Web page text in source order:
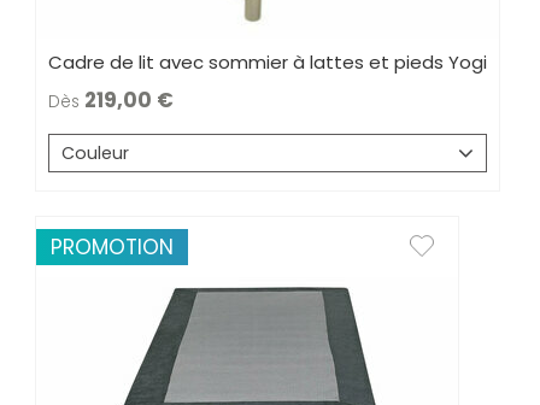
Cadre de lit avec sommier à lattes et pieds Yogi
Dès 219,00
Couleur
PROMOTION